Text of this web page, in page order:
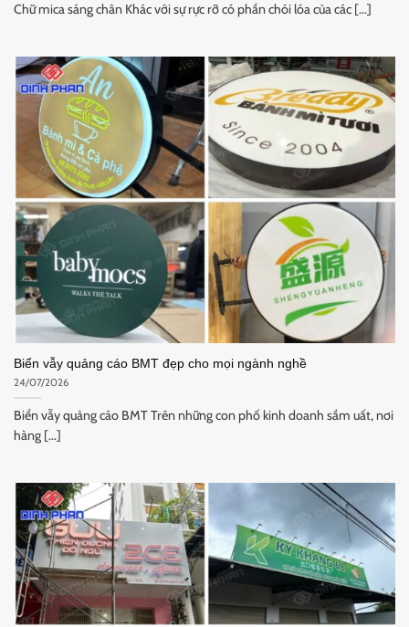
Chữ mica sáng chân Khác với sự rực rỡ có phần chói lóa của các [...]
Biển vẫy quảng cáo BMT đẹp cho mọi ngành nghề
24/07/2026
Biển vẫy quảng cáo BMT Trên những con phố kinh doanh sầm uất, nơi
hàng [...]